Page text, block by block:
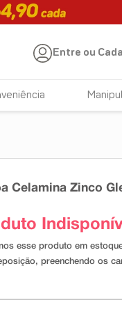
Entre ou
Celamina Zinco